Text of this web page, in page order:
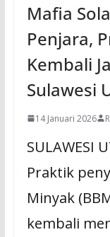
Mafia
Penjara,
Kembali
Sulawesi
14 Januari 2026
SULAWESI
Praktik
Minyak
kembali